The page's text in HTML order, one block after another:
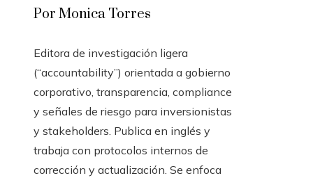
Por Monica Torres
Editora de investigación ligera
(“accountability”) orientada a gobierno
corporativo, transparencia, compliance
y señales de riesgo para inversionistas
y stakeholders. Publica en inglés y
trabaja con protocolos internos de
corrección y actualización. Se enfoca